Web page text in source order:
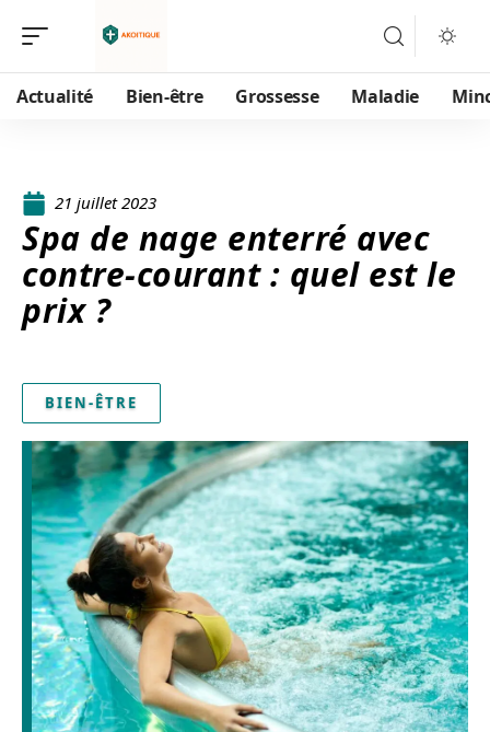
Actualité Bien-être Grossesse Maladie
21 juillet 2023
Spa de nage enterré avec
contre-courant : quel est le
prix ?
BIEN-ÊTRE